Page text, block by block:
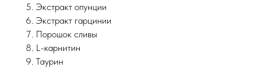
Экстракт опунции
Экстракт гарцинии
Порошок сливы
L-карнитин
Таурин